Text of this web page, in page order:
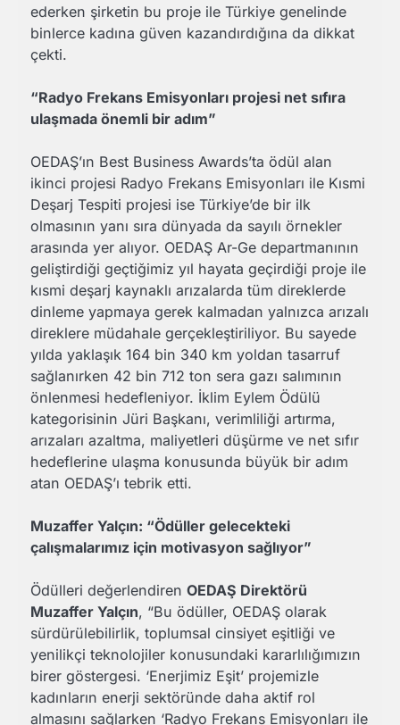
ederken şirketin bu proje ile Türkiye genelinde
binlerce kadına güven kazandırdığına da dikkat
çekti.
“Radyo Frekans Emisyonları projesi net sıfıra
ulaşmada önemli bir adım”
OEDAŞ’ın Best Business Awards’ta ödül alan
ikinci projesi Radyo Frekans Emisyonları ile Kısmi
Deşarj Tespiti projesi ise Türkiye’de bir ilk
olmasının yanı sıra dünyada da sayılı örnekler
arasında yer alıyor. OEDAŞ Ar-Ge departmanının
geliştirdiği geçtiğimiz yıl hayata geçirdiği proje ile
kısmi deşarj kaynaklı arızalarda tüm direklerde
dinleme yapmaya gerek kalmadan yalnızca arızalı
direklere müdahale gerçekleştiriliyor. Bu sayede
yılda yaklaşık 164 bin 340 km yoldan tasarruf
sağlanırken 42 bin 712 ton sera gazı salımının
önlenmesi hedefleniyor. İklim Eylem Ödülü
kategorisinin Jüri Başkanı, verimliliği artırma,
arızaları azaltma, maliyetleri düşürme ve net sıfır
hedeflerine ulaşma konusunda büyük bir adım
atan OEDAŞ’ı tebrik etti.
Muzaffer Yalçın: “Ödüller gelecekteki
çalışmalarımız için motivasyon sağlıyor”
Ödülleri değerlendiren OEDAŞ Direktörü
Muzaffer Yalçın, “Bu ödüller, OEDAŞ olarak
sürdürülebilirlik, toplumsal cinsiyet eşitliği ve
yenilikçi teknolojiler konusundaki kararlılığımızın
birer göstergesi. ‘Enerjimiz Eşit’ projemizle
kadınların enerji sektöründe daha aktif rol
almasını sağlarken ‘Radyo Frekans Emisyonları ile